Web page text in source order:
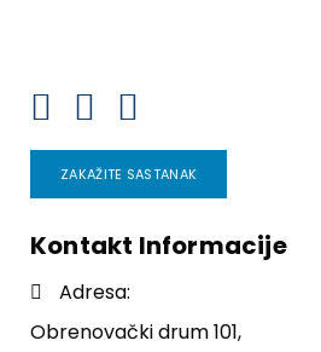
ZAKAŽITE SASTANAK
Kontakt Informacije
Adresa:
Obrenovački drum 101,